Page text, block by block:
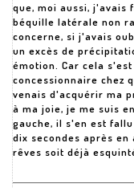
que, moi aussi,
béquille latérale non
concerne, si j'avais
un excès de
émotion. Car cela
concessionnaire chez
venais d'acquérir ma
à ma joie, je me suis
gauche, il s'en est
dix secondes après
rêves soit déjà